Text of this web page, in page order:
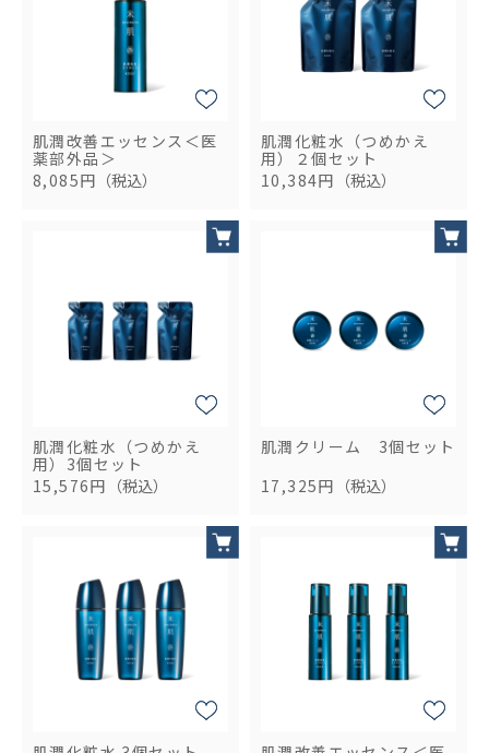
肌潤改善エッセンス＜医
薬部外品＞
8,085円 （税込）
肌潤化粧水（つめかえ
用）２個セット
10,384円 （税込）
肌潤化粧水（つめかえ
用）3個セット
15,576円 （税込）
肌潤クリーム 3個セット
17,325円 （税込）